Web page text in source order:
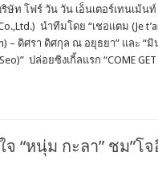
ษัท โฟร์ วัน วัน เอ็นเตอร์เทนเม้น
นําทีมโดย “เชอแตม (Je
– ดิศรา ดิศกุล ณ อยุธยา” และ “มิ
ปล่อยซิงเกิ้ลแรก “COME
“หนุ่ม กะลา” ชม”โจ